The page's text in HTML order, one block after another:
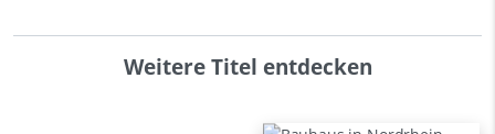
Weitere Titel entdecken